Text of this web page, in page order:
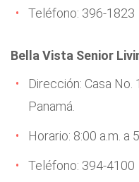
Teléfono: 396-1823
Bella Vista Senior
Dirección: Casa No.
Panamá.
Horario: 8:00 a.m. a
Teléfono: 394-4100